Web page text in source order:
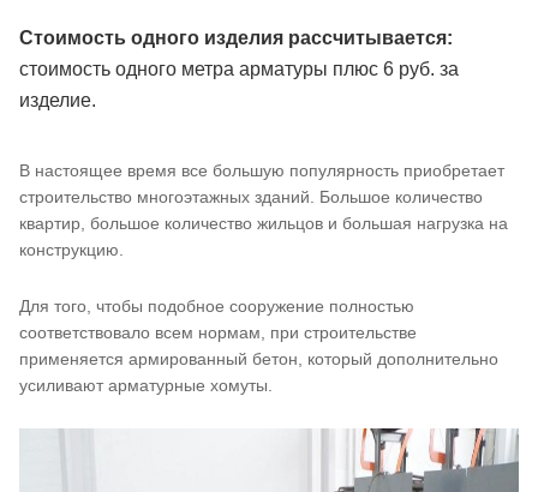
Стоимость одного изделия рассчитывается:
стоимость одного метра арматуры плюс 6 руб. за
изделие.
В настоящее время все большую популярность приобретает
строительство многоэтажных зданий. Большое количество
квартир, большое количество жильцов и большая нагрузка на
конструкцию.
Для того, чтобы подобное сооружение полностью
соответствовало всем нормам, при строительстве
применяется армированный бетон, который дополнительно
усиливают арматурные хомуты.